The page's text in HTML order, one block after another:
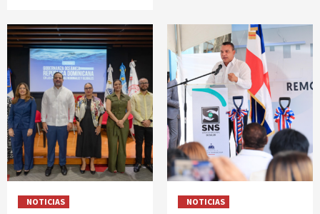
NOTICIAS NOTICIAS